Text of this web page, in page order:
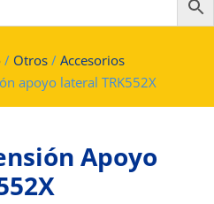
/ Otros / Accesorios
apoyo lateral TRK552X
Apoyo